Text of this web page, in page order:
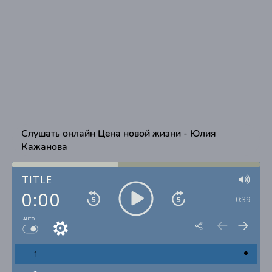
Слушать онлайн Цена новой жизни - Юлия
Кажанова
TITLE
0:00 0:39
AUTO
1